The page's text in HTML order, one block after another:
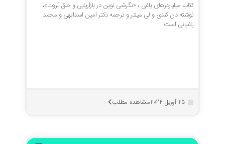
کتاب میلیاردرهای یاغی ، «نگرشی نوین در بازاریابی و خلق ثروت»،
نوشته دن کندی و لی میلتر و ترجمه دکتر امین اسداللهی و محمد
باغیانی است.
25 آوریل 2024 مشاهده مطلب